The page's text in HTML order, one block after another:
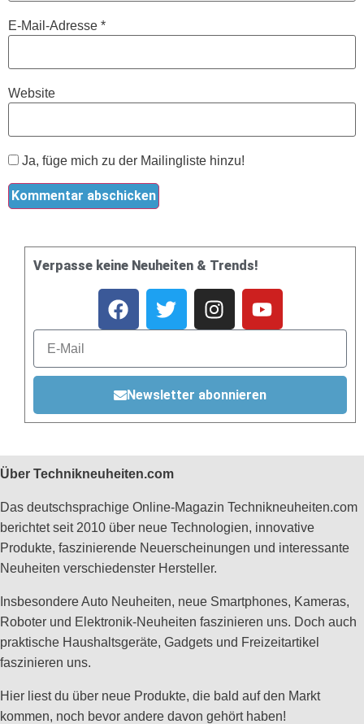
E-Mail-Adresse *
Website
Ja, füge mich zu der Mailingliste hinzu!
Verpasse keine Neuheiten & Trends!
Newsletter abonnieren
Über Technikneuheiten.com
Das deutschsprachige Online-Magazin Technikneuheiten.com
berichtet seit 2010 über neue Technologien, innovative
Produkte, faszinierende Neuerscheinungen und interessante
Neuheiten verschiedenster Hersteller.
Insbesondere Auto Neuheiten, neue Smartphones, Kameras,
Roboter und Elektronik-Neuheiten faszinieren uns. Doch auch
praktische Haushaltsgeräte, Gadgets und Freizeitartikel
faszinieren uns.
Hier liest du über neue Produkte, die bald auf den Markt
kommen, noch bevor andere davon gehört haben!